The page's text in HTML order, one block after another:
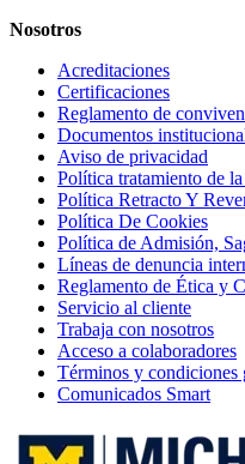
Nosotros
Acreditaciones
Certificaciones
Reglamento de
Documentos
Aviso de privacidad
Política tratamiento de
Política Retracto Y
Política De Cookies
Política de Admisión,
Líneas de denuncia
Reglamento de Ética y
Servicio al cliente
Trabaja con nosotros
Acceso a colaboradores
Términos y condiciones
Comunicados Smart